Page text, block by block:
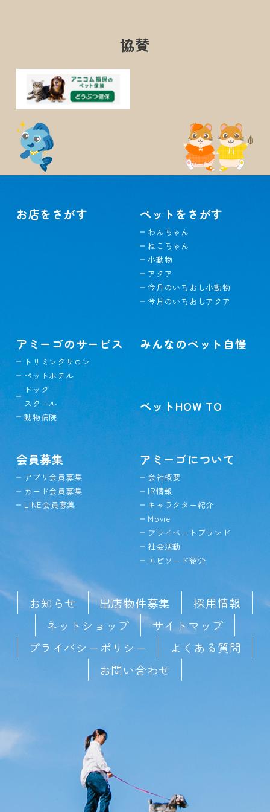
協賛
お店をさがす ペットをさがす
わんちゃん
ねこちゃん
小動物
アクア
今月のいちおし小動物
今月のいちおしアクア
アミーゴのサービス
トリミングサロン
ペットホテル
ドッグ
スクール
動物病院
みんなのペット自慢
ペットHOW TO
会員募集
アプリ会員募集
カード会員募集
LINE会員募集
アミーゴについて
会社概要
IR情報
キャラクター紹介
Movie
プライベートブランド
社会活動
エピソード紹介
お知らせ 出店物件募集
採用情報
ネットショップ
サイトマップ
プライバシーポリシー
よくある質問
お問い合わせ